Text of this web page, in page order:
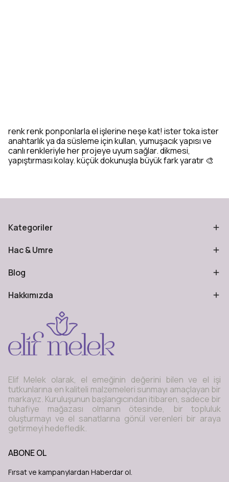
renk renk ponponlarla el işlerine neşe kat! ister toka ister
anahtarlık ya da süsleme için kullan, yumuşacık yapısı ve
canlı renkleriyle her projeye uyum sağlar. dikmesi,
yapıştırması kolay. küçük dokunuşla büyük fark yaratır 🎨
Kategoriler
Hac & Umre
Blog
Hakkımızda
Elif Melek olarak, el emeğinin değerini bilen ve el işi
tutkunlarına en kaliteli malzemeleri sunmayı amaçlayan bir
markayız. Kuruluşunun başlangıcından itibaren, sadece bir
tuhafiye mağazası olmanın ötesinde, bir topluluk
oluşturmayı ve el sanatlarına gönül verenleri bir araya
getirmeyi hedefledik.
ABONE OL
Fırsat ve kampanylardan Haberdar ol.